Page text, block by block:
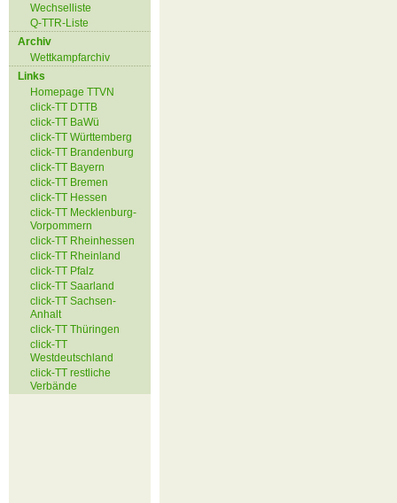
Wechselliste
Q-TTR-Liste
Archiv
Wettkampfarchiv
Links
Homepage TTVN
click-TT DTTB
click-TT BaWü
click-TT Württemberg
click-TT Brandenburg
click-TT Bayern
click-TT Bremen
click-TT Hessen
click-TT Mecklenburg-
Vorpommern
click-TT Rheinhessen
click-TT Rheinland
click-TT Pfalz
click-TT Saarland
click-TT Sachsen-
Anhalt
click-TT Thüringen
click-TT
Westdeutschland
click-TT restliche
Verbände